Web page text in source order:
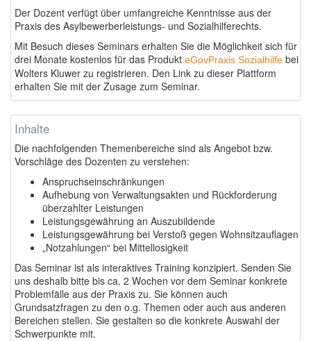
Der Dozent verfügt über umfangreiche Kenntnisse aus der
Praxis des Asylbewerberleistungs- und Sozialhilferechts.
Mit Besuch dieses Seminars erhalten Sie die Möglichkeit sich für
drei Monate kostenlos für das Produkt eGovPraxis Sozialhilfe bei
Wolters Kluwer zu registrieren. Den Link zu dieser Plattform
erhalten Sie mit der Zusage zum Seminar.
Inhalte
Die nachfolgenden Themenbereiche sind als Angebot bzw.
Vorschläge des Dozenten zu verstehen:
Anspruchseinschränkungen
Aufhebung von Verwaltungsakten und Rückforderung
überzahlter Leistungen
Leistungsgewährung an Auszubildende
Leistungsgewährung bei Verstoß gegen Wohnsitzauflagen
„Notzahlungen“ bei Mittellosigkeit
Das Seminar ist als interaktives Training konzipiert. Senden Sie
uns deshalb bitte bis ca. 2 Wochen vor dem Seminar konkrete
Problemfälle aus der Praxis zu. Sie können auch
Grundsatzfragen zu den o.g. Themen oder auch aus anderen
Bereichen stellen. Sie gestalten so die konkrete Auswahl der
Schwerpunkte mit.